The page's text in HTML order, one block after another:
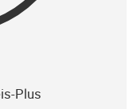
Plus